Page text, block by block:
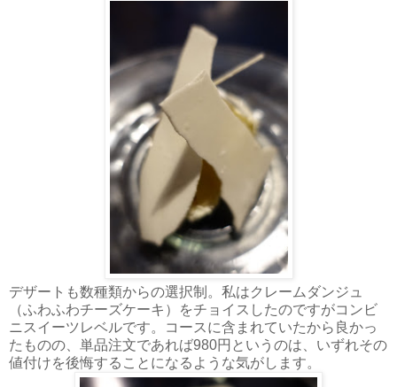
デザートも数種類からの選択制。私はクレームダンジュ
（ふわふわチーズケーキ）をチョイスしたのですがコンビ
ニスイーツレベルです。コースに含まれていたから良かっ
たものの、単品注文であれば980円というのは、いずれその
値付けを後悔することになるような気がします。